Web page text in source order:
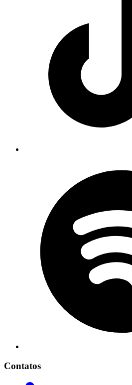
Contatos